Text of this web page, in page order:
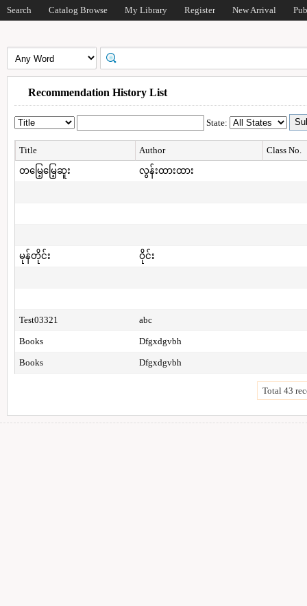
Search Catalog Browse My Library Register New Arrival
Recommendation History List
State:
Title Author
Class No.
တမြေ့မြေ့ဆူး
လွန်းထားထား
မုန်တိုင်း ဝိုင်း
Test03321 abc
Books Dfgxdgvbh
Books Dfgxdgvbh
Total 43